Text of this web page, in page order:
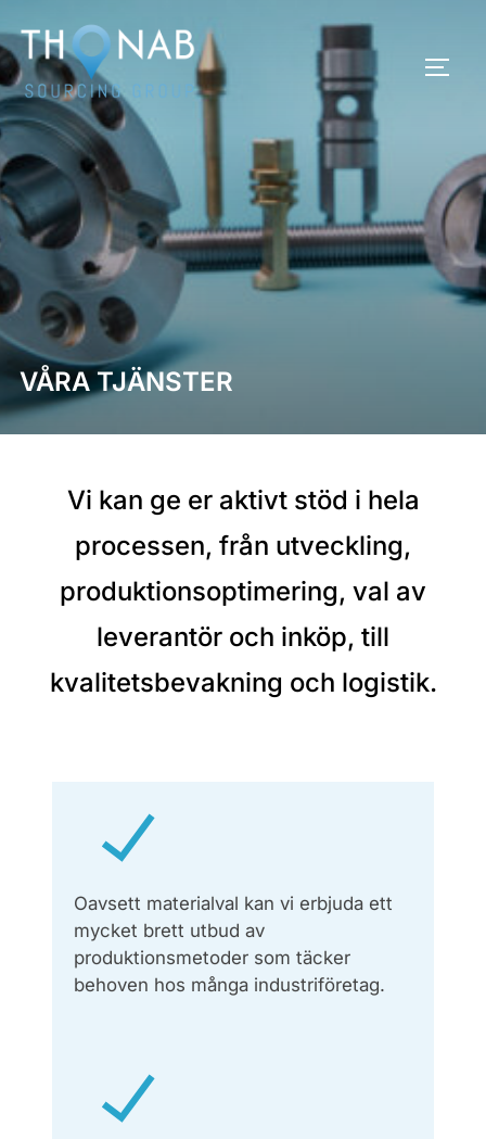
till
innehåll
VÅRA TJÄNSTER
Vi kan ge er aktivt stöd i hela
processen, från utveckling,
produktionsoptimering, val av
leverantör och inköp, till
kvalitetsbevakning och logistik.
Oavsett materialval kan vi erbjuda ett
mycket brett utbud av
produktionsmetoder som täcker
behoven hos många industriföretag.